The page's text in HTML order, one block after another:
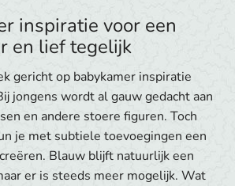
inspiratie voor een
en lief tegelijk
gericht op babykamer inspiratie
jongens wordt al gauw gedacht aan
en andere stoere figuren. Toch
je met subtiele toevoegingen een
Blauw blijft natuurlijk een
er is steeds meer mogelijk. Wat